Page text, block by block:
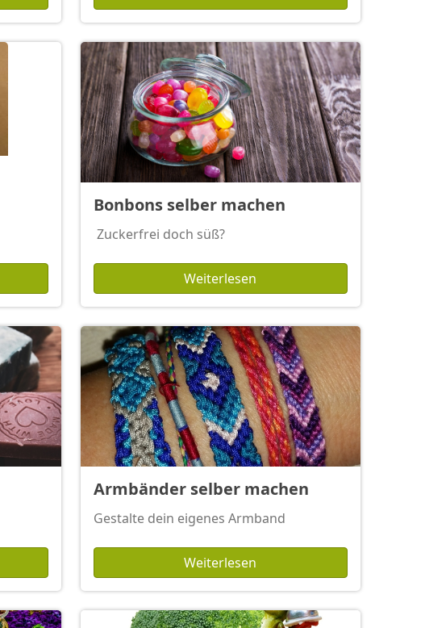
Bonbons selber machen
Zuckerfrei doch süß?
Weiterlesen
Armbänder selber machen
Gestalte dein eigenes Armband
Weiterlesen